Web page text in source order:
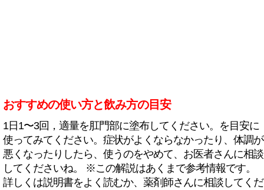
おすすめの使い方と飲み方の目安
1日1〜3回，適量を肛門部に塗布してください。を目安に
使ってみてください。症状がよくならなかったり、体調が
悪くなったりしたら、使うのをやめて、お医者さんに相談
してくださいね。 ※この解説はあくまで参考情報です。
詳しくは説明書をよく読むか、薬剤師さんに相談してくだ